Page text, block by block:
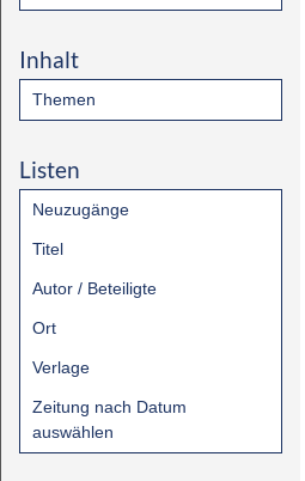
Inhalt
Themen
Listen
Neuzugänge
Titel
Autor / Beteiligte
Ort
Verlage
Zeitung nach Datum
auswählen